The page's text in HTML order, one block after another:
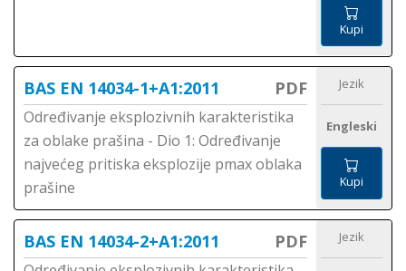
Kupi
BAS EN 14034-1+A1:2011 PDF
Određivanje eksplozivnih karakteristika
za oblake prašina - Dio 1: Određivanje
najvećeg pritiska eksplozije pmax oblaka
prašine
Jezik
Engleski
Kupi
BAS EN 14034-2+A1:2011 PDF Jezik